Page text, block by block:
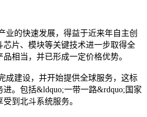
业的快速发展，得益于近来年自主创
片、模块等关键技术进一步取得全
相当，并已形成一定价格优势。
成建设，并开始提供全球服务，这标
。包括&ldquo;一带一路&rdquo;国家
到北斗系统服务。